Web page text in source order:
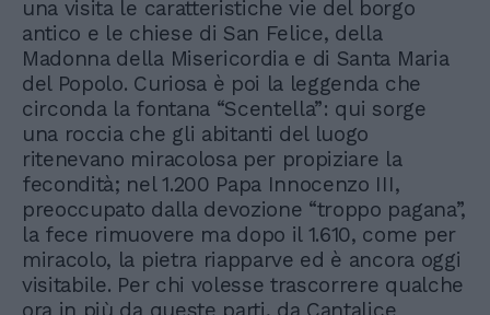
una visita le caratteristiche vie del borgo
antico e le chiese di San Felice, della
Madonna della Misericordia e di Santa Maria
del Popolo. Curiosa è poi la leggenda che
circonda la fontana “Scentella”: qui sorge
una roccia che gli abitanti del luogo
ritenevano miracolosa per propiziare la
fecondità; nel 1.200 Papa Innocenzo III,
preoccupato dalla devozione “troppo pagana”,
la fece rimuovere ma dopo il 1.610, come per
miracolo, la pietra riapparve ed è ancora oggi
visitabile. Per chi volesse trascorrere qualche